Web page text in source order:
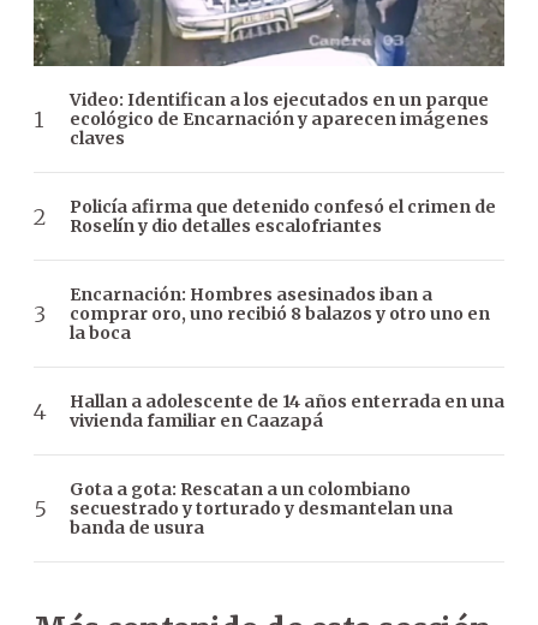
Video: Identifican a los ejecutados en un parque
ecológico de Encarnación y aparecen imágenes
claves
Policía afirma que detenido confesó el crimen de
Roselín y dio detalles escalofriantes
Encarnación: Hombres asesinados iban a
comprar oro, uno recibió 8 balazos y otro uno en
la boca
Hallan a adolescente de 14 años enterrada en una
vivienda familiar en Caazapá
Gota a gota: Rescatan a un colombiano
secuestrado y torturado y desmantelan una
banda de usura